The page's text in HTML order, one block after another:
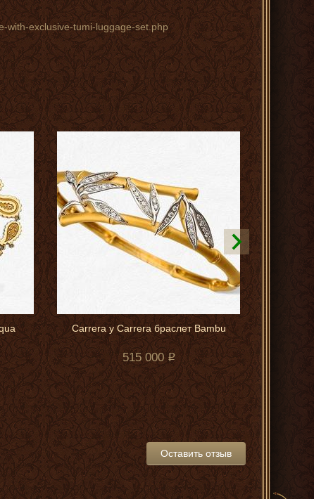
with-exclusive-tumi-luggage-set.php
Carrera y Carrera браслет Bambu
515 000
Оставить отзыв